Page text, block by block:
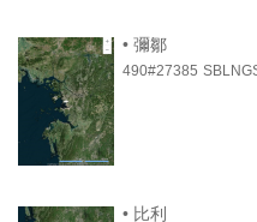
• 彌鄒
490#27385
• 比利